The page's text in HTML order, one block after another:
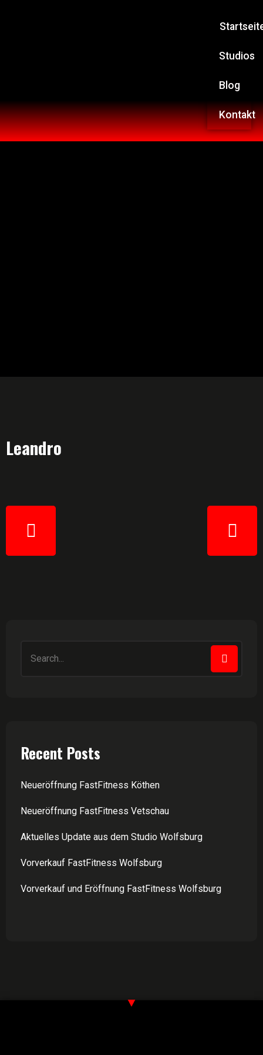
Studios
Blog
Kontakt
Leandro
Recent Posts
Neueröffnung FastFitness Köthen
Neueröffnung FastFitness Vetschau
Aktuelles Update aus dem Studio Wolfsburg
Vorverkauf FastFitness Wolfsburg
Vorverkauf und Eröffnung FastFitness Wolfsburg